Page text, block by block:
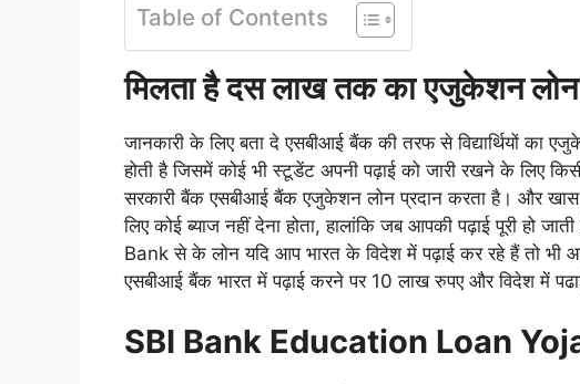
Table of Contents
मिलता है दस लाख तक का एजुकेशन लोन
जानकारी के लिए बता दे एसबीआई बैंक की तरफ से विद्यार्थियों का
होती है जिसमें कोई भी स्टूडेंट अपनी पढ़ाई को जारी रखने के लिए
सरकारी बैंक एसबीआई बैंक एजुकेशन लोन प्रदान करता है। और खास
लिए कोई ब्याज नहीं देना होता, हालांकि जब आपकी पढ़ाई पूरी हो
Bank से के लोन यदि आप भारत के विदेश में पढ़ाई कर रहे हैं तो
एसबीआई बैंक भारत में पढ़ाई करने पर 10 लाख रुपए और विदेश में
SBI Bank Education Loan